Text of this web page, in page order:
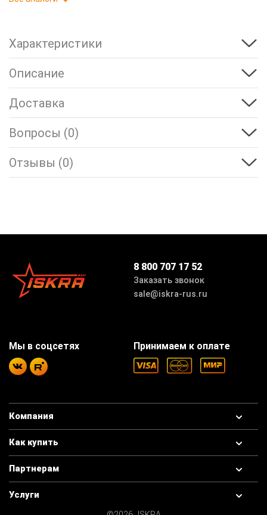
Характеристики
Описание
Доставка
Вопросы (0)
Отзывы (0)
8 800 707 17 52
Заказать звонок
sale@iskra-rus.ru
Компания
Как купить
Партнерам
Услуги
Принимаем к оплате
Мы в соцсетях